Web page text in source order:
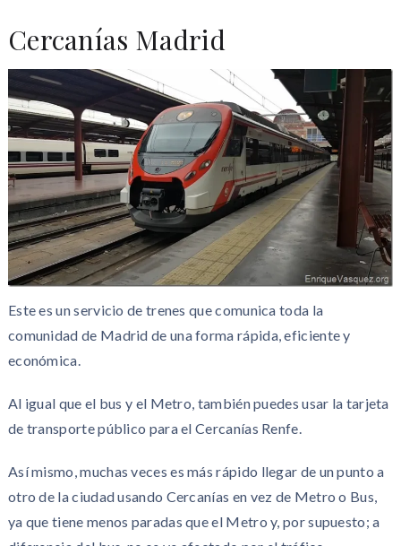
Cercanías Madrid
Este es un servicio de trenes que comunica toda la
comunidad de Madrid de una forma rápida, eficiente y
económica.
Al igual que el bus y el Metro, también puedes usar la tarjeta
de transporte público para el Cercanías Renfe.
Así mismo, muchas veces es más rápido llegar de un punto a
otro de la ciudad usando Cercanías en vez de Metro o Bus,
ya que tiene menos paradas que el Metro y, por supuesto; a